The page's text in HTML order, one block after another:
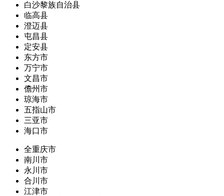
白沙黎族自治县
临高县
澄迈县
屯昌县
定安县
东方市
万宁市
文昌市
儋州市
琼海市
五指山市
三亚市
海口市
全重庆市
南川市
永川市
合川市
江津市